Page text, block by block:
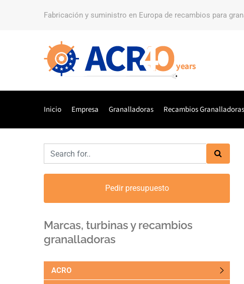
Fabricación y suministro en Europa de recambios para
Inicio Empresa Granalladoras Recambios Granalladoras
Pedir presupuesto
Marcas, turbinas y recambios
granalladoras
ACRO